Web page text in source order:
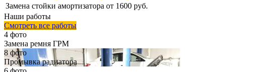
Замена стойки амортизатора от 1600 руб.
Наши работы
Смотреть все работы
4 фото
Замена ремня ГРМ
8 фото
Промывка радиатора